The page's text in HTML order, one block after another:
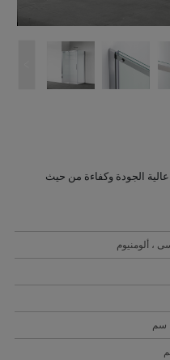
الجودة وكفاءة من حيث
، ألومنيوم